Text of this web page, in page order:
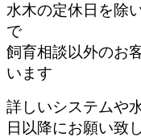
水木の定休日を除
で
飼育相談以外のお
います
詳しいシステムや
日以降にお願い致